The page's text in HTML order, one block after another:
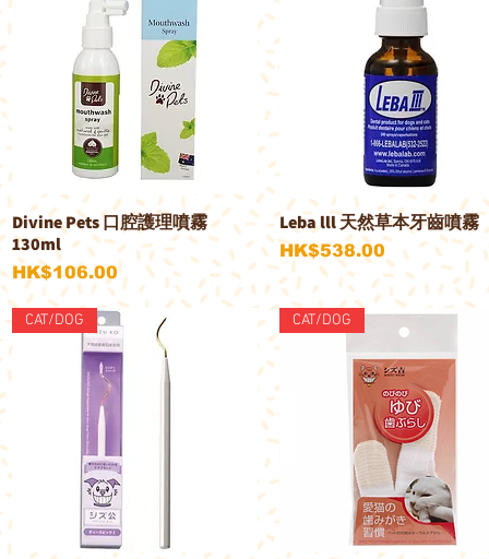
快速瀏覽
Divine Pets 口腔護理噴霧
130ml
價格
HK$106.00
快速瀏覽
Leba lll 天然草本牙齒噴霧
價格
HK$538.00
CAT/DOG CAT/DOG